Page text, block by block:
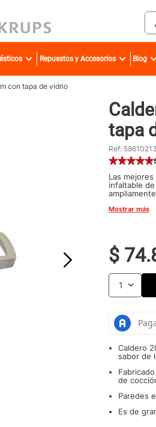
¿Qué estas buscando?
Repuestos y Accesorios Blog
con tapa de vidrio
tapa
Ref:
Las
infaltable
Caldero
Mostrar más
$ 74.
1
Caldero
sabor de
de
Paredes
Es de